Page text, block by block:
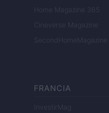
Home Magazine 365
Cineverse Magazine
SecondHomeMagazine
FRANCIA
InvestirMag